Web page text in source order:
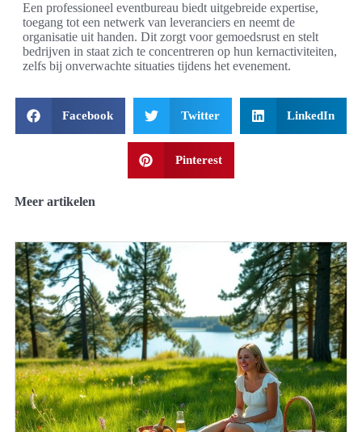
Een professioneel eventbureau biedt uitgebreide expertise,
toegang tot een netwerk van leveranciers en neemt de
organisatie uit handen. Dit zorgt voor gemoedsrust en stelt
bedrijven in staat zich te concentreren op hun kernactiviteiten,
zelfs bij onverwachte situaties tijdens het evenement.
Facebook Twitter LinkedIn
Pinterest
Meer artikelen